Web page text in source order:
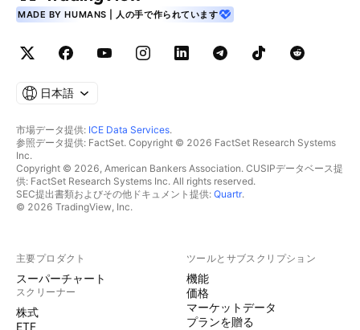
MADE BY HUMANS | 人の手で作られています
日本語
市場データ提供: ICE Data Services.
参照データ提供: FactSet. Copyright © 2026 FactSet Research Systems
Inc.
Copyright © 2026, American Bankers Association. CUSIPデータベース提
供: FactSet Research Systems Inc. All rights reserved.
SEC提出書類およびその他ドキュメント提供: Quartr.
© 2026 TradingView, Inc.
主要プロダクト
スーパーチャート
スクリーナー
株式
ETF
ツールとサブスクリプション
機能
価格
マーケットデータ
プランを贈る